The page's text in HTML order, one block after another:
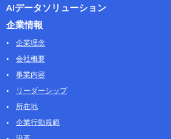
AIデータソリューション
企業情報
企業理念
会社概要
事業内容
リーダーシップ
所在地
企業行動規範